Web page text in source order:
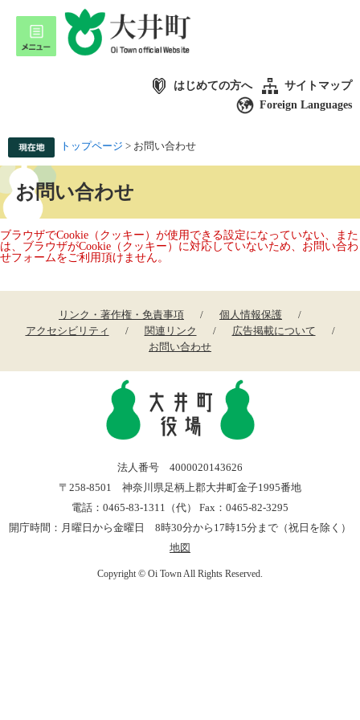
はじめての方へ
サイトマップ
Foreign Languages
トップページ > お問い合わせ
お問い合わせ
ブラウザでCookie（クッキー）が使用できる設定になっていない、また
は、ブラウザがCookie（クッキー）に対応していないため、お問い合わ
せフォームをご利用頂けません。
リンク・著作権・免責事項
個人情報保護
アクセシビリティ
関連リンク
広告掲載について
お問い合わせ
法人番号 4000020143626
〒258-8501 神奈川県足柄上郡大井町金子1995番地
電話：0465-83-1311（代） Fax：0465-82-3295
開庁時間：月曜日から金曜日 8時30分から17時15分まで（祝日を除く）
地図
Copyright © Oi Town All Rights Reserved.